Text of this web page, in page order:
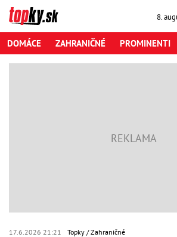
8.
DOMÁCE ZAHRANIČNÉ PROMINENTI
17.6.2026 21:21 Topky Zahraničné